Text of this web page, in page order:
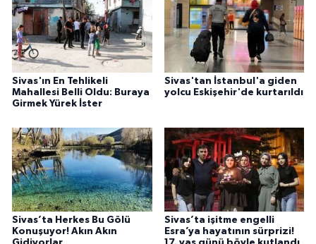
Sivas'ın En Tehlikeli
Mahallesi Belli Oldu: Buraya
Girmek Yürek İster
Sivas'tan İstanbul'a giden
yolcu Eskişehir'de kurtarıldı
Sivas’ta Herkes Bu Gölü
Konuşuyor! Akın Akın
Sivas’ta işitme engelli
Esra’ya hayatının sürprizi!